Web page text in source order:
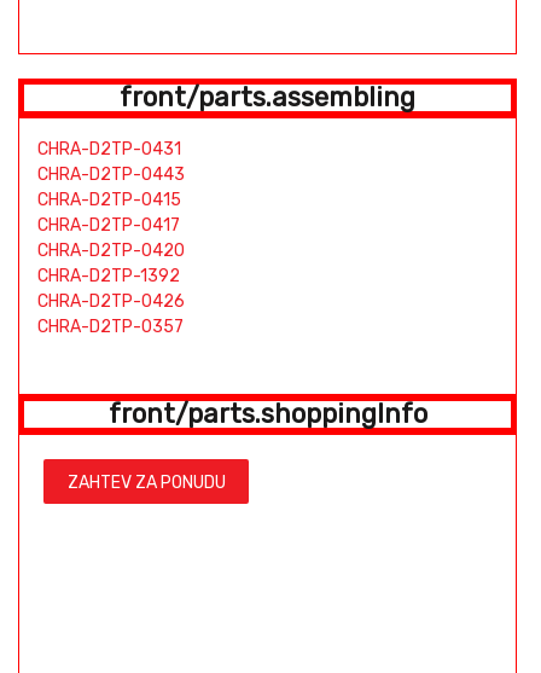
front/parts.assembling
CHRA-D2TP-0431
CHRA-D2TP-0443
CHRA-D2TP-0415
CHRA-D2TP-0417
CHRA-D2TP-0420
CHRA-D2TP-1392
CHRA-D2TP-0426
CHRA-D2TP-0357
front/parts.shoppingInfo
ZAHTEV ZA PONUDU